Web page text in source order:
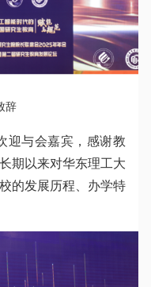
辞
迎与会嘉宾，感谢教
期以来对华东理工大
的发展历程、办学特